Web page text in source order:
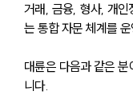
거래, 금융, 형사, 개
는 통합 자문 체계를
대륜은 다음과 같은
니다.